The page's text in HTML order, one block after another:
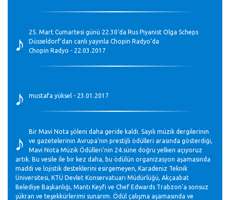
♪
25. Mart Cumartesi günü 22.30'da Rus Piyanist Olga Scheps
Düsseldorf'dan canlı yayınla Chopin Radyo'da
Chopin Radyo - 22.03.2017
♪ mustafa yüksel - 23.01.2017
♪
Bir Mavi Nota şöleni daha geride kaldı. Sayılı müzik dergilerinin
ve gazetelerinin Avrupa'nın prestijli ödülleri arasında gösterdiği,
Mavi Nota Müzik Ödülleri'nin 24.süne doğru yelken açıyoruz
artık. Bu vesile ile bir kez daha, bu ödülün organizasyon aşamasında
maddi ve lojistik desteklerini esirgemeyen, Karadeniz Teknik
Üniversitesi, KTÜ Devlet Konservatuarı Müdürlüğü, Akçaabat
Belediye Başkanlığı, Mantı Keyfi ve Chef Edwards Trabzon'a sonsuz
şükran ve teşekkürlerimi sunarım. Ödül çalışma aşamasında ve